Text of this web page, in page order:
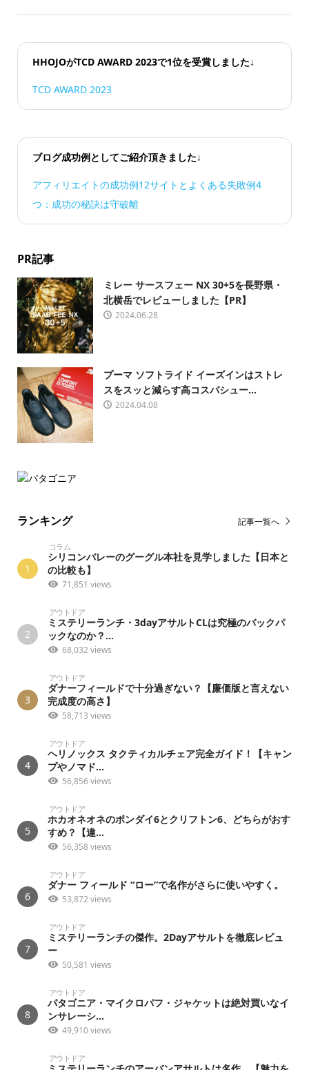
HHOJOがTCD AWARD 2023で1位を受賞しました↓
TCD AWARD 2023
ブログ成功例としてご紹介頂きました↓
アフィリエイトの成功例12サイトとよくある失敗例4
つ：成功の秘訣は守破離
PR記事
ミレー サースフェー NX 30+5を長野県・
北横岳でレビューしました【PR】
2024.06.28
プーマ ソフトライド イーズインはストレ
スをスッと減らす高コスパシュー...
2024.04.08
ランキング
1
コラム
シリコンバレーのグーグル本社を見学しました【日本と
の比較も】
71,851 views
2
アウトドア
ミステリーランチ・3dayアサルトCLは究極のバックパ
ックなのか？...
68,032 views
3
アウトドア
ダナーフィールドで十分過ぎない？【廉価版と言えない
完成度の高さ】
58,713 views
4
アウトドア
ヘリノックス タクティカルチェア完全ガイド！【キャン
プやノマド...
56,856 views
5
アウトドア
ホカオネオネのボンダイ6とクリフトン6、どちらがおす
すめ？【違...
56,358 views
6
アウトドア
ダナー フィールド “ロー”で名作がさらに使いやすく。
53,872 views
7
アウトドア
ミステリーランチの傑作。2Dayアサルトを徹底レビュ
ー
50,581 views
8
アウトドア
パタゴニア・マイクロパフ・ジャケットは絶対買いなイ
ンサレーシ...
49,910 views
アウトドア
記事一覧へ